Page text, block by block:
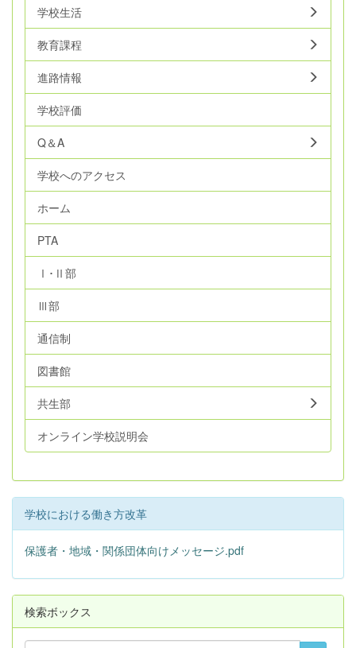
学校生活
教育課程
進路情報
学校評価
Q＆A
学校へのアクセス
ホーム
PTA
Ⅰ･Ⅱ部
Ⅲ部
通信制
図書館
共生部
オンライン学校説明会
学校における働き方改革
保護者・地域・関係団体向けメッセージ.pdf
検索ボックス